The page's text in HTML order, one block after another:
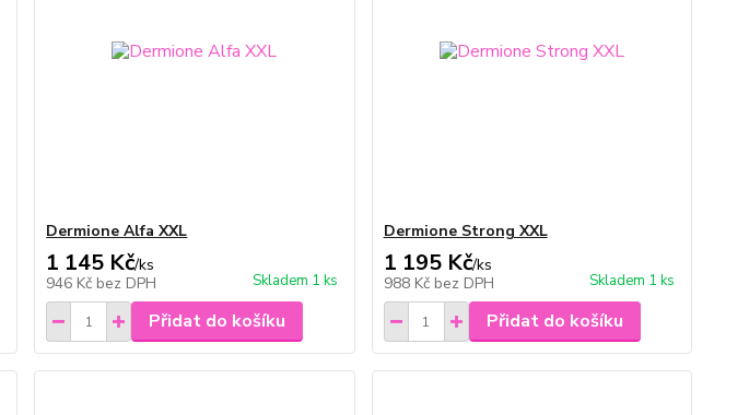
Dermione Alfa XXL
1 145 Kč/ks
946 Kč bez DPH Skladem 1 ks
Přidat do košíku
Dermione Strong XXL
1 195 Kč/ks
988 Kč bez DPH Skladem 1 ks
Přidat do košíku